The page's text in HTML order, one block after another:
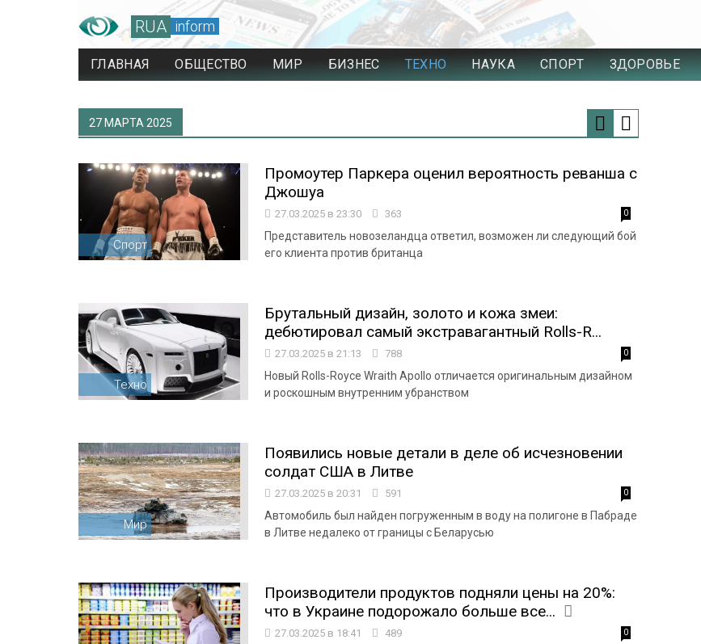
RUA inform
ГЛАВНАЯ ОБЩЕСТВО МИР БИЗНЕС ТЕХНО НАУКА СПОРТ ЗДОРОВЬЕ
27 МАРТА 2025
Спорт
Промоутер Паркера оценил вероятность реванша с
Джошуа
27.03.2025 в 23:30 363 0
Представитель новозеландца ответил, возможен ли следующий бой
его клиента против британца
Техно
Брутальный дизайн, золото и кожа змеи:
дебютировал самый экстравагантный Rolls-R...
27.03.2025 в 21:13 788 0
Новый Rolls-Royce Wraith Apollo отличается оригинальным дизайном
и роскошным внутренним убранством
Мир
Появились новые детали в деле об исчезновении
солдат США в Литве
27.03.2025 в 20:31 591 0
Автомобиль был найден погруженным в воду на полигоне в Пабраде
в Литве недалеко от границы с Беларусью
Производители продуктов подняли цены на 20%:
что в Украине подорожало больше все...
27.03.2025 в 18:41 489 0